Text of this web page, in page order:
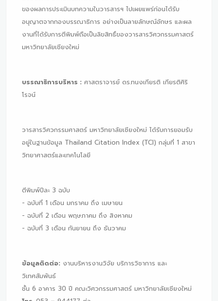
ของผลการประเมินบทความในวารสารฯ ไปเผยแพร่ก่อนได้รับ
อนุญาตจากกองบรรณาธิการ อย่างเป็นลายลักษณ์อักษร และผล
งานที่ได้รับการตีพิมพ์ถือเป็นลิขสิทธิ์ของวารสารวิศวกรรมศาสตร์
มหาวิทยาลัยเชียงใหม่
บรรณาธิการบริหาร : ศาสตราจารย์ ดร.ทนงเกียรติ เกียรติศิริ
โรจน์
วารสารวิศวกรรมศาสตร์ มหาวิทยาลัยเชียงใหม่ ได้รับการยอมรับ
อยู่ในฐานข้อมูล Thailand Citation Index (TCI) กลุ่มที่ 1 สาขา
วิทยาศาสตร์และเทคโนโลยี
ตีพิมพ์ปีละ 3 ฉบับ
- ฉบับที่ 1 เดือน มกราคม ถึง เมษายน
- ฉบับที่ 2 เดือน พฤษภาคม ถึง สิงหาคม
- ฉบับที่ 3 เดือน กันยายน ถึง ธันวาคม
ข้อมูลติดต่อ: งานบริหารงานวิจัย บริการวิชาการ และ
วิเทศสัมพันธ์
ชั้น 6 อาคาร 30 ปี คณะวิศวกรรมศาสตร์ มหาวิทยาลัยเชียงใหม่